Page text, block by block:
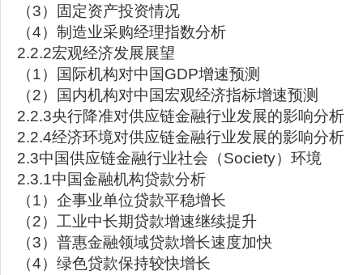
（3）固定资产投资情况
（4）制造业采购经理指数分析
2.2.2宏观经济发展展望
（1）国际机构对中国GDP增速预测
（2）国内机构对中国宏观经济指标增速预测
2.2.3央行降准对供应链金融行业发展的影响分析
2.2.4经济环境对供应链金融行业发展的影响分析
2.3中国供应链金融行业社会（Society）环境
2.3.1中国金融机构贷款分析
（1）企事业单位贷款平稳增长
（2）工业中长期贷款增速继续提升
（3）普惠金融领域贷款增长速度加快
（4）绿色贷款保持较快增长